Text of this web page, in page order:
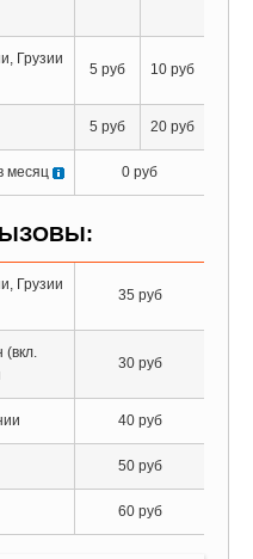
Грузии
5 руб 10 руб
5 руб 20 руб
месяц 0 руб
Грузии
35 руб
(вкл.
30 руб
40 руб
50 руб
60 руб